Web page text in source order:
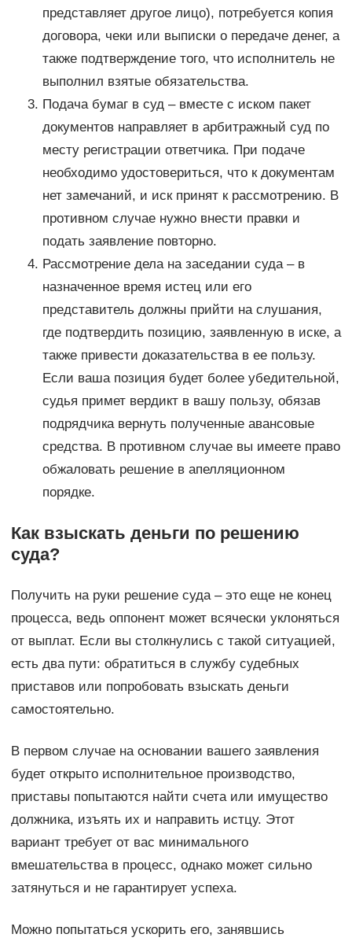
представляет другое лицо), потребуется копия
договора, чеки или выписки о передаче денег, а
также подтверждение того, что исполнитель не
выполнил взятые обязательства.
Подача бумаг в суд – вместе с иском пакет
документов направляет в арбитражный суд по
месту регистрации ответчика. При подаче
необходимо удостовериться, что к документам
нет замечаний, и иск принят к рассмотрению. В
противном случае нужно внести правки и
подать заявление повторно.
Рассмотрение дела на заседании суда – в
назначенное время истец или его
представитель должны прийти на слушания,
где подтвердить позицию, заявленную в иске, а
также привести доказательства в ее пользу.
Если ваша позиция будет более убедительной,
судья примет вердикт в вашу пользу, обязав
подрядчика вернуть полученные авансовые
средства. В противном случае вы имеете право
обжаловать решение в апелляционном
порядке.
Как взыскать деньги по решению
суда?
Получить на руки решение суда – это еще не конец
процесса, ведь оппонент может всячески уклоняться
от выплат. Если вы столкнулись с такой ситуацией,
есть два пути: обратиться в службу судебных
приставов или попробовать взыскать деньги
самостоятельно.
В первом случае на основании вашего заявления
будет открыто исполнительное производство,
приставы попытаются найти счета или имущество
должника, изъять их и направить истцу. Этот
вариант требует от вас минимального
вмешательства в процесс, однако может сильно
затянуться и не гарантирует успеха.
Можно попытаться ускорить его, занявшись